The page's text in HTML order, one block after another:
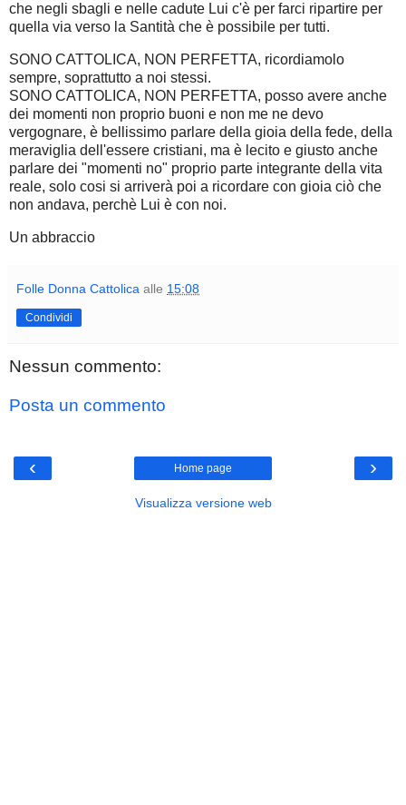
che negli sbagli e nelle cadute Lui c'è per farci ripartire per
quella via verso la Santità che è possibile per tutti.
SONO CATTOLICA, NON PERFETTA, ricordiamolo
sempre, soprattutto a noi stessi.
SONO CATTOLICA, NON PERFETTA, posso avere anche
dei momenti non proprio buoni e non me ne devo
vergognare, è bellissimo parlare della gioia della fede, della
meraviglia dell'essere cristiani, ma è lecito e giusto anche
parlare dei "momenti no" proprio parte integrante della vita
reale, solo cosi si arriverà poi a ricordare con gioia ciò che
non andava, perchè Lui è con noi.
Un abbraccio
Folle Donna Cattolica alle 15:08
Condividi
Nessun commento:
Posta un commento
‹ ›
Home page
Visualizza versione web